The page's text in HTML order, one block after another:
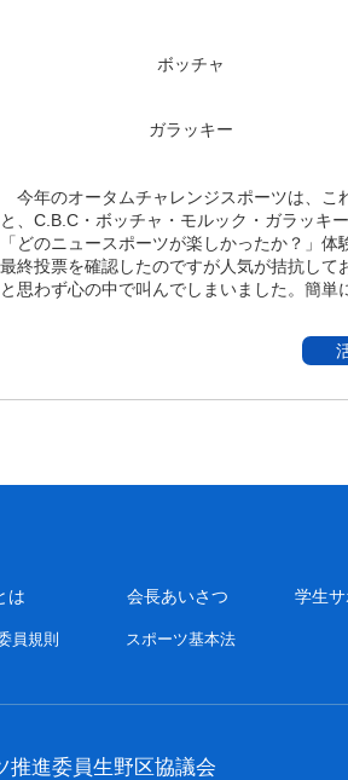
ボッチャ
ガラッキー
今年のオータムチャレンジスポーツは、
と、C.B.C・ボッチャ・モルック・ガラッキ
「どのニュースポーツが楽しかったか？」
最終投票を確認したのですが人気が拮抗し
と思わず心の中で叫んでしまいました。簡
は 会長あいさつ 学生
員規則 スポーツ基本法
推進委員生野区協議会